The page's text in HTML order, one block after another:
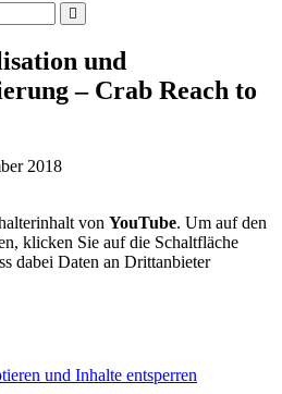
und
– Crab Reach to
2018
von YouTube. Um auf den
klicken Sie auf die Schaltfläche
dabei Daten an Drittanbieter
und Inhalte entsperren